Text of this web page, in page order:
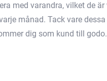
med varandra, vilket de
månad. Tack vare
dig som kund till godo.